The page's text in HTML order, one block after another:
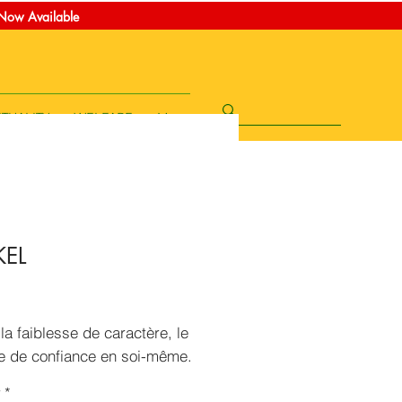
Available
WELFARE More
faiblesse de caractère, le
de confiance en soi-même.
*